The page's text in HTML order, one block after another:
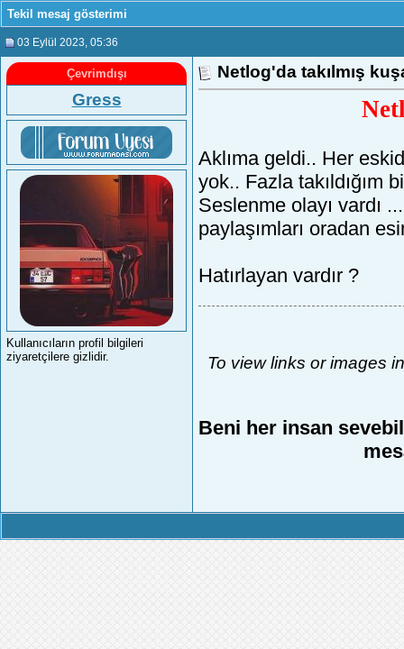
Tekil mesaj gösterimi
03 Eylül 2023 , 05:36
Çevrimdışı
Gress
Kullanıcıların profil bilgileri
ziyaretçilere gizlidir.
Netlog'da takılmış
Aklıma geldi.. Her
yok.. Fazla takıldığım
Seslenme olayı vardı
paylaşımları oradan
Hatırlayan vardır ?
To view links or images
Beni her insan